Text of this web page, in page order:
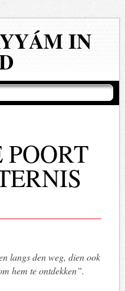
IN
POORT
langs den weg, dien ook
hem te ontdekken”.